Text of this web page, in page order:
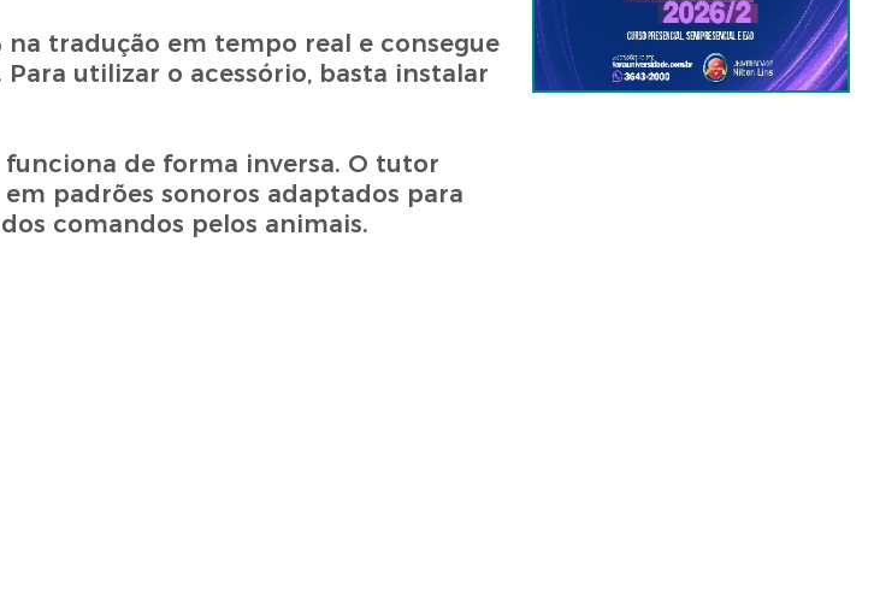
tradução em tempo real e consegue
utilizar o acessório, basta instalar
de forma inversa. O tutor
padrões sonoros adaptados para
comandos pelos animais.